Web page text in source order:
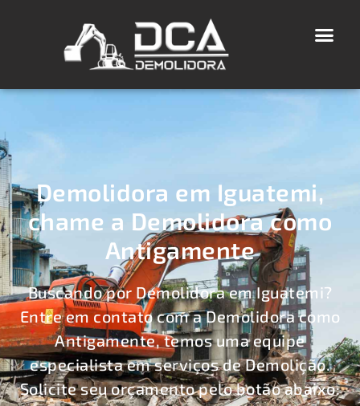
Demolidora em Iguatemi,
chame a Demolidora como
Antigamente
Buscando por Demolidora em Iguatemi?
Entre em contato com a Demolidora como
Antigamente, temos uma equipe
especialista em serviços de Demolição.
Solicite seu orçamento pelo botão abaixo: